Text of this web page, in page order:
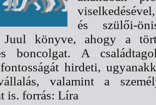
és szülői-
Juul könyve, ahogy a
boncolgat. A
hirdeti,
valamint a
is. forrás: Líra